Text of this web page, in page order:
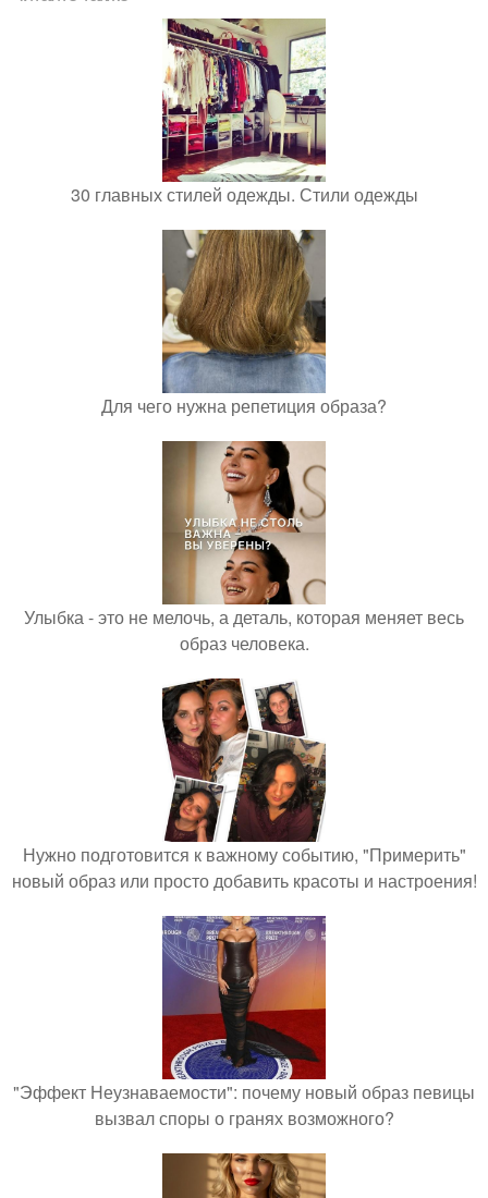
30 главных стилей одежды. Стили одежды
Для чего нужна репетиция образа?
Улыбка - это не мелочь, а деталь, которая меняет весь
образ человека.
Нужно подготовится к важному событию, "Примерить"
новый образ или просто добавить красоты и настроения!
"Эффект Неузнаваемости": почему новый образ певицы
вызвал споры о гранях возможного?